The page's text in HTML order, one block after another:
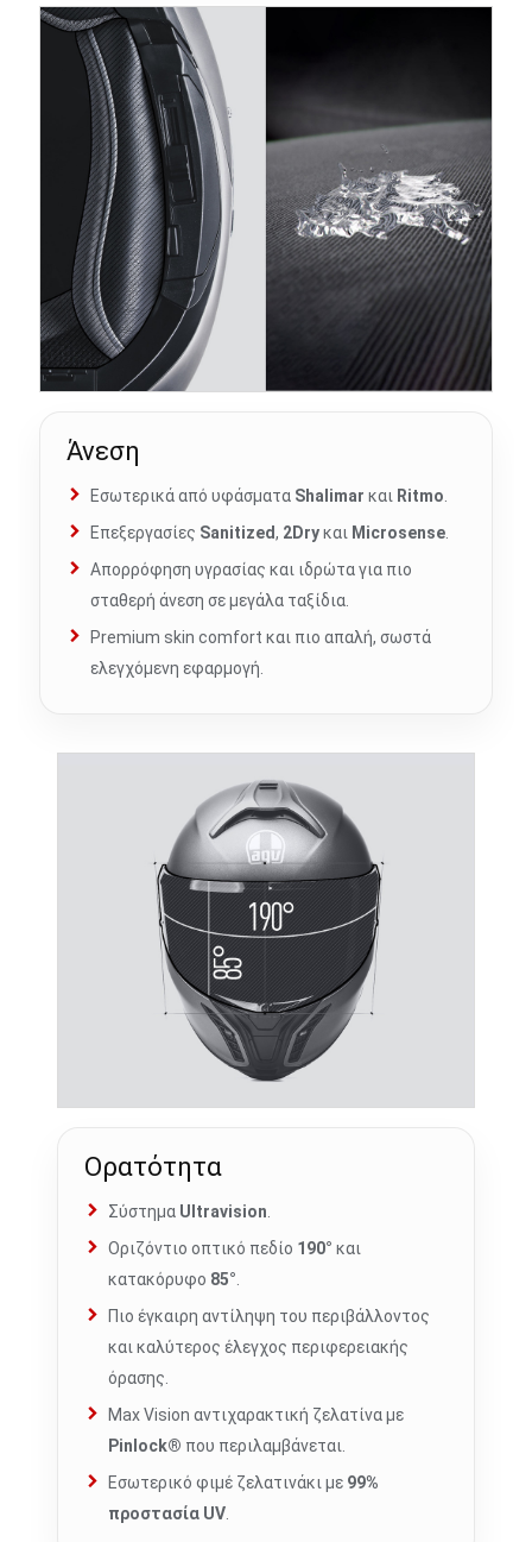
Άνεση
Εσωτερικά από υφάσματα Shalimar και Ritmo
Επεξεργασίες Sanitized, 2Dryκαι Microsense
Απορρόφηση υγρασίας και ιδρώτα για πιο
σταθερή άνεση σε μεγάλα ταξίδια.
Premium skin comfort και πιο απαλή, σωστά
ελεγχόμενη εφαρμογή.
Ορατότητα
Σύστημα Ultravision
Οριζόντιο οπτικό πεδίο 190° και
κατακόρυφο 85°
Πιο έγκαιρη αντίληψη του περιβάλλοντος
και καλύτερος έλεγχος περιφερειακής
όρασης.
Max Vision αντιχαρακτική ζελατίνα με
Pinlock® που περιλαμβάνεται.
Εσωτερικό φιμέ ζελατινάκι με 99%
προστασία UV